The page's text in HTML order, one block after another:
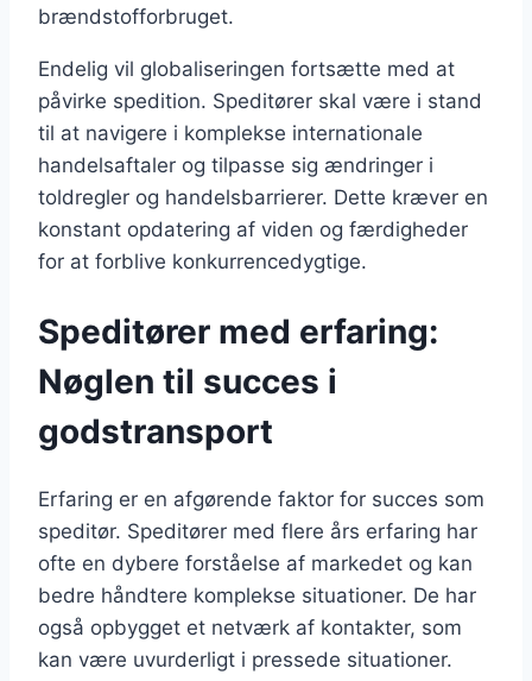
brændstofforbruget.
Endelig vil globaliseringen fortsætte med at
påvirke spedition. Speditører skal være i stand
til at navigere i komplekse internationale
handelsaftaler og tilpasse sig ændringer i
toldregler og handelsbarrierer. Dette kræver en
konstant opdatering af viden og færdigheder
for at forblive konkurrencedygtige.
Speditører med erfaring:
Nøglen til succes i
godstransport
Erfaring er en afgørende faktor for succes som
speditør. Speditører med flere års erfaring har
ofte en dybere forståelse af markedet og kan
bedre håndtere komplekse situationer. De har
også opbygget et netværk af kontakter, som
kan være uvurderligt i pressede situationer.